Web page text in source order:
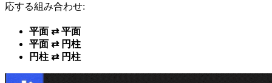
応する組み合わせ:
平面 ⇄ 平面
平面 ⇄ 円柱
円柱 ⇄ 円柱